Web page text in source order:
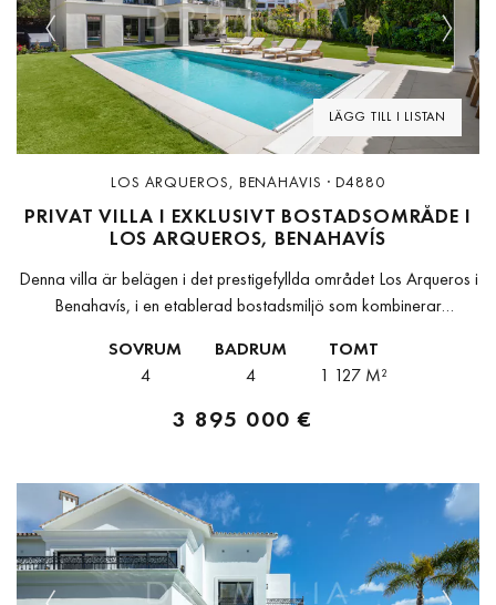
LÄGG TILL I LISTAN
Previous Next
LOS ARQUEROS, BENAHAVIS · D4880
PRIVAT VILLA I EXKLUSIVT BOSTADSOMRÅDE I
LOS ARQUEROS, BENAHAVÍS
Denna villa är belägen i det prestigefyllda området Los Arqueros i
Benahavís, i en etablerad bostadsmiljö som kombinerar
erbjuder en idealisk balans mellan...
SOVRUM
4
BADRUM
4
TOMT
1 127 M²
3 895 000 €